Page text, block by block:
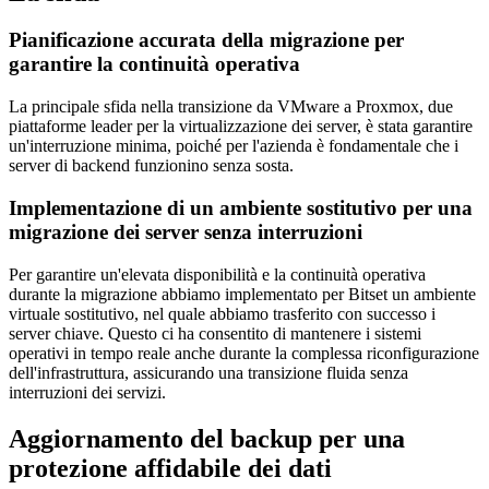
Pianificazione accurata della migrazione per
garantire la continuità operativa
La principale sfida nella transizione da VMware a Proxmox, due
piattaforme leader per la virtualizzazione dei server, è stata garantire
un'interruzione minima, poiché per l'azienda è fondamentale che i
server di backend funzionino senza sosta.
Implementazione di un ambiente sostitutivo per una
migrazione dei server senza interruzioni
Per garantire un'elevata disponibilità e la continuità operativa
durante la migrazione abbiamo implementato per Bitset un ambiente
virtuale sostitutivo, nel quale abbiamo trasferito con successo i
server chiave. Questo ci ha consentito di mantenere i sistemi
operativi in tempo reale anche durante la complessa riconfigurazione
dell'infrastruttura, assicurando una transizione fluida senza
interruzioni dei servizi.
Aggiornamento del backup per una
protezione affidabile dei dati